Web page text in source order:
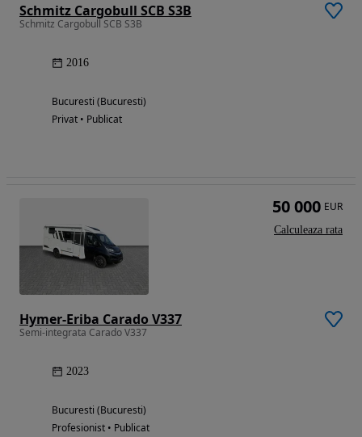
Schmitz Cargobull SCB S3B
Schmitz Cargobull SCB S3B
2016
Bucuresti (Bucuresti)
Privat • Publicat
Hymer-Eriba Carado V337
Semi-integrata Carado V337
2023
Bucuresti (Bucuresti)
Profesionist • Publicat
50 000 EUR
Calculeaza rata